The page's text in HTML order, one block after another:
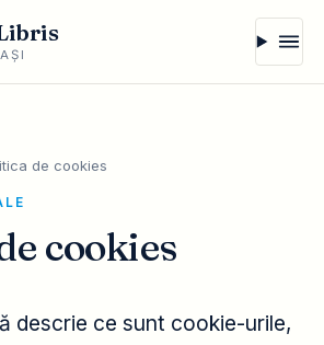
de cookies
cookies
descrie ce sunt cookie-urile,